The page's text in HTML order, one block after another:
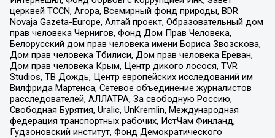
церквей TCCN, Агора, Всемирный фонд природы, BDR
Novaja Gazeta-Europe, Алтай проект, Образовательный дом
прав человека Чернигов, Фонд Дом Прав Человека,
Белорусский дом прав человека имени Бориса Звозскова,
Дом прав человека Тбилиси, Дом прав человека Ереван,
Дом прав человека Крым, Центр дикого лосося, TVR
Studios, ТВ Дождь, Центр европейских исследований им
Вилфрида Мартенса, Сетевое объединение журналистов
расследователей, АЛЛАТРА, За свободную Россию,
Свободная Бурятия, Uralic, UnKremlin, Международная
федерация транспортных рабочих, ИстЧам Финланд,
Гудзоновский институт, Фонд Демократического